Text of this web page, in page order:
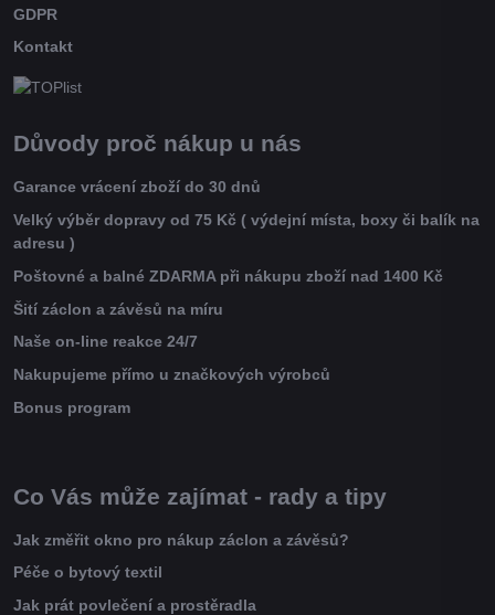
GDPR
Kontakt
Důvody proč nákup u nás
Garance vrácení zboží do 30 dnů
Velký výběr dopravy od 75 Kč ( výdejní místa, boxy či balík na
adresu )
Poštovné a balné ZDARMA při nákupu zboží nad 1400 Kč
Šití záclon a závěsů na míru
Naše on-line reakce 24/7
Nakupujeme přímo u značkových výrobců
Bonus program
Co Vás může zajímat - rady a tipy
Jak změřit okno pro nákup záclon a závěsů?
Péče o bytový textil
Jak prát povlečení a prostěradla